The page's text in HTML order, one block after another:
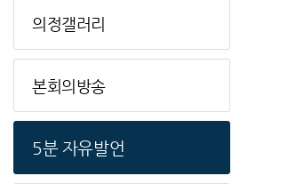
의정갤러리
본회의방송
5분 자유발언